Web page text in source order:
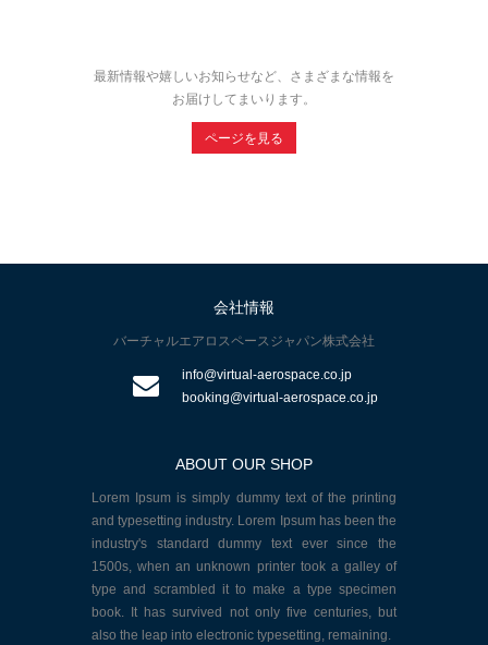
最新情報や嬉しいお知らせなど、さまざまな情報を
お届けしてまいります。
ページを見る
会社情報
バーチャルエアロスペースジャパン株式会社
info@virtual-aerospace.co.jp
booking@virtual-aerospace.co.jp
ABOUT OUR SHOP
Lorem Ipsum is simply dummy text of the printing
and typesetting industry. Lorem Ipsum has been the
industry's standard dummy text ever since the
1500s, when an unknown printer took a galley of
type and scrambled it to make a type specimen
book. It has survived not only five centuries, but
also the leap into electronic typesetting, remaining.